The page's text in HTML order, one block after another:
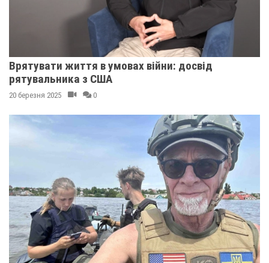
Врятувати життя в умовах війни: досвід
рятувальника з США
20 березня 2025 0